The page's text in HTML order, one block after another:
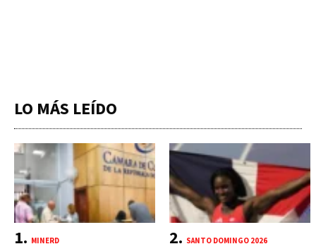
LO MÁS LEÍDO
MINERD SANTO DOMINGO 2026